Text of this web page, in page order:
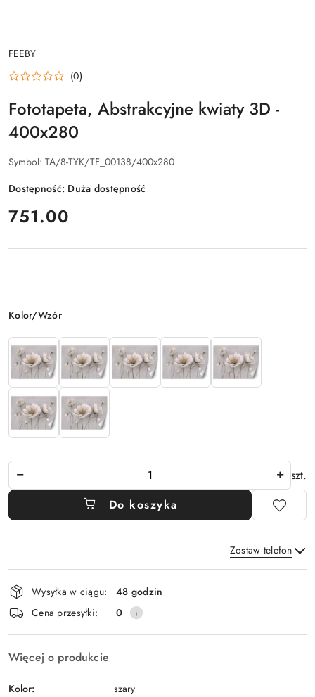
NAZWA
PRODUCENTA:
FEEBY
(0)
Fototapeta, Abstrakcyjne kwiaty 3D -
400x280
Symbol: TA/8-TYK/TF_00138/400x280
Dostępność: Duża dostępność
cena:
751.00
Wariant
Kolor/Wzór
szt.
Do koszyka
Zostaw telefon
Wyślij
Dostępność
i
dostawa
Wysyłka w ciągu:
48 godzin
Cena przesyłki:
0
Więcej o produkcie
Kolor: szary